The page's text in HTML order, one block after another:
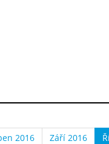
2016 Září 2016